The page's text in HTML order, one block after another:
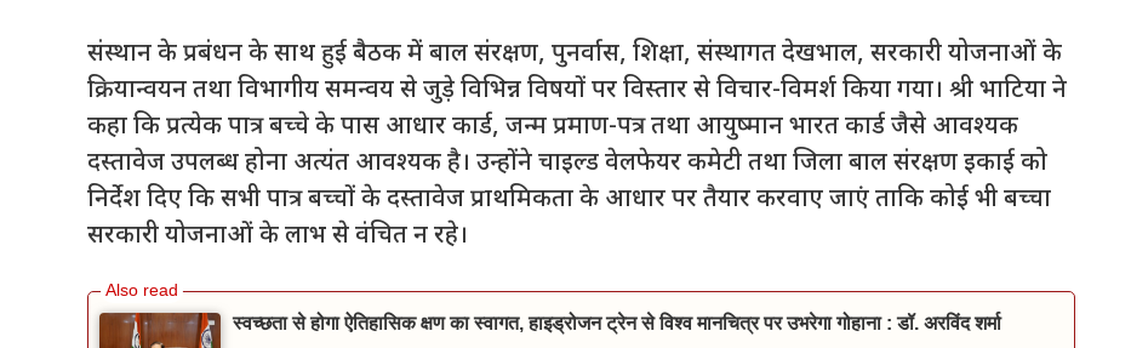
संस्थान के प्रबंधन के साथ हुई बैठक में बाल संरक्षण, पुनर्वास, शिक्षा, संस्थागत देखभाल, सरकारी योजनाओं के
क्रियान्वयन तथा विभागीय समन्वय से जुड़े विभिन्न विषयों पर विस्तार से विचार-विमर्श किया गया। श्री भाटिया ने
कहा कि प्रत्येक पात्र बच्चे के पास आधार कार्ड, जन्म प्रमाण-पत्र तथा आयुष्मान भारत कार्ड जैसे आवश्यक
दस्तावेज उपलब्ध होना अत्यंत आवश्यक है। उन्होंने चाइल्ड वेलफेयर कमेटी तथा जिला बाल संरक्षण इकाई को
निर्देश दिए कि सभी पात्र बच्चों के दस्तावेज प्राथमिकता के आधार पर तैयार करवाए जाएं ताकि कोई भी बच्चा
सरकारी योजनाओं के लाभ से वंचित न रहे।
स्वच्छता से होगा ऐतिहासिक क्षण का स्वागत, हाइड्रोजन ट्रेन से विश्व मानचित्र पर उभरेगा गोहाना : डॉ. अरविंद शर्मा